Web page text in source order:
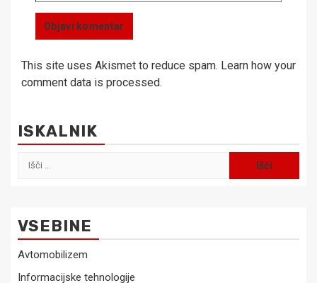
This site uses Akismet to reduce spam. Learn how your
comment data is processed.
ISKALNIK
Išči:
VSEBINE
Avtomobilizem
Informacijske tehnologije